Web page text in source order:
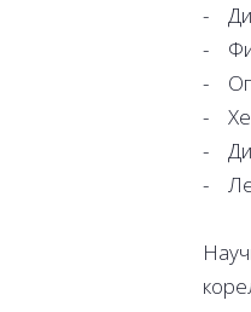
-
-
-
-
-
-